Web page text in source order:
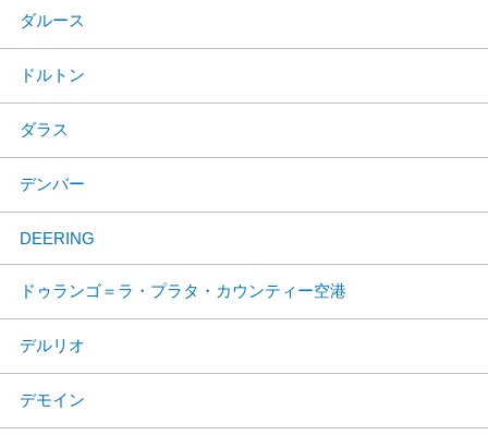
ダルース
ドルトン
ダラス
デンバー
DEERING
ドゥランゴ＝ラ・プラタ・カウンティー空港
デルリオ
デモイン